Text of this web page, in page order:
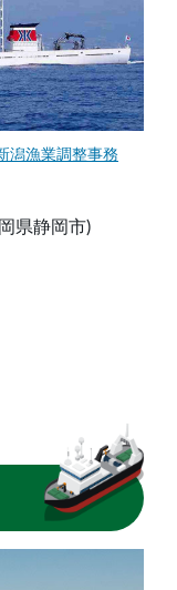
潟漁業調整事務
県静岡市)